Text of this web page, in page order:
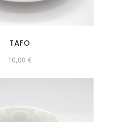
TAFO
10,00 €